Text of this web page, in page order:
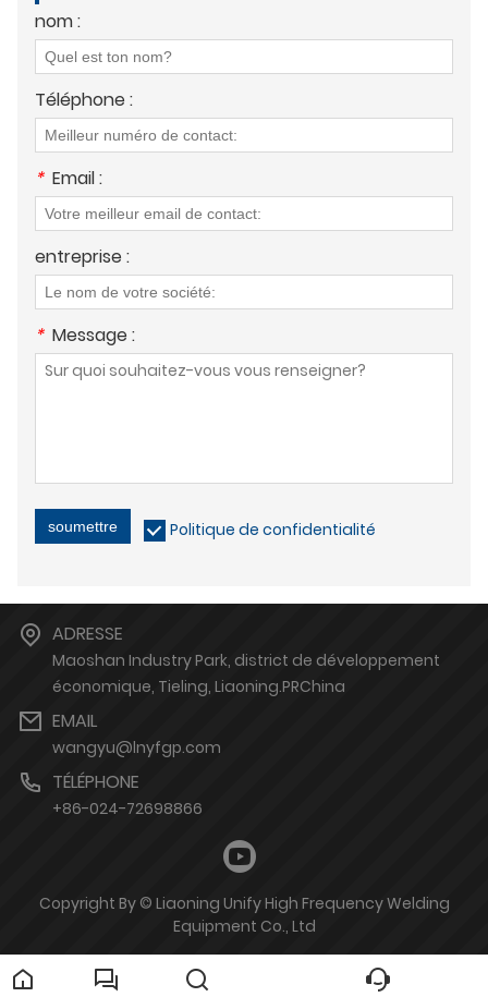
nom :
Téléphone :
* Email :
entreprise :
* Message :
soumettre Politique de confidentialité
ADRESSE
Maoshan Industry Park, district de développement
économique, Tieling, Liaoning.PRChina
EMAIL
wangyu@lnyfgp.com
TÉLÉPHONE
+86-024-72698866
Copyright By © Liaoning Unify High Frequency Welding
Equipment Co., Ltd